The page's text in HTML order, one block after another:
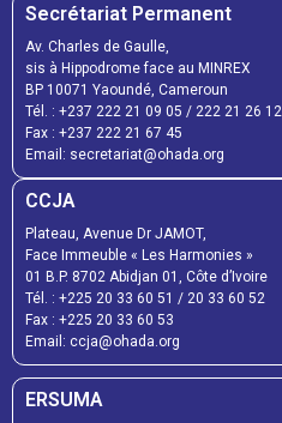
Secrétariat Permanent
Av. Charles de Gaulle,
sis à Hippodrome face au MINREX
BP 10071 Yaoundé, Cameroun
Tél. : +237 222 21 09 05 / 222 21 26 12
Fax : +237 222 21 67 45
Email: secretariat@ohada.org
CCJA
Plateau, Avenue Dr JAMOT,
Face Immeuble « Les Harmonies »
01 B.P. 8702 Abidjan 01, Côte d’Ivoire
Tél. : +225 20 33 60 51 / 20 33 60 52
Fax : +225 20 33 60 53
Email: ccja@ohada.org
ERSUMA